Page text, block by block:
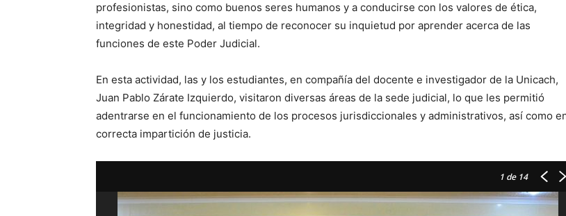
profesionistas, sino como buenos seres humanos y a conducirse con los valores de ética,
integridad y honestidad, al tiempo de reconocer su inquietud por aprender acerca de las
funciones de este Poder Judicial.
En esta actividad, las y los estudiantes, en compañía del docente e investigador de la Unicach,
Juan Pablo Zárate Izquierdo, visitaron diversas áreas de la sede judicial, lo que les permitió
adentrarse en el funcionamiento de los procesos jurisdiccionales y administrativos, así como
correcta impartición de justicia.
1 de 14